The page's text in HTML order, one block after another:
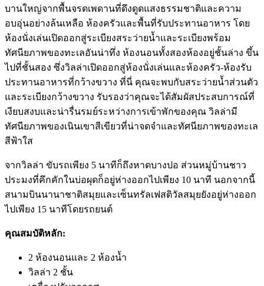
บานใหญ่จากพื้นจรดเพดานที่ดึงดูดแสงธรรมชาติและความ
อบอุ่นอย่างล้นเหลือ ห้องครัวและพื้นที่รับประทานอาหาร โดย
ห้องนั่งเล่นเปิดออกสู่ระเบียงสระว่ายน้ำและระเบียงพร้อม
ทัศนียภาพของทะเลอันน่าทึ่ง ห้องนอนทั้งสองห้องอยู่ชั้นล่าง ขึ้น
ไปที่ชั้นสอง ซึ่งวิลล่าเปิดออกสู่ห้องนั่งเล่นและห้องครัว-ห้องรับ
ประทานอาหารที่กว้างขวาง ที่นี่ คุณจะพบกับสระว่ายน้ำส่วนตัว
และระเบียงกว้างขวาง รับรองว่าคุณจะได้สัมผัสประสบการณ์ที่
เงียบสงบและน่ารื่นรมย์ระหว่างการเข้าพักของคุณ วิลล่ามี
ทัศนียภาพของเนินเขาสีเขียวที่น่าจดจำและทัศนียภาพของทะเล
สีฟ้าใส
จากวิลล่า ขับรถเพียง 5 นาทีก็ถึงหาดบางปอ ส่วนหมู่บ้านชาว
ประมงที่คึกคักในบ่อผุดก็อยู่ห่างออกไปเพียง 10 นาที นอกจากนี้
สนามบินนานาชาติสมุยและเซ็นทรัลเฟสติวัลสมุยยังอยู่ห่างออก
ไปเพียง 15 นาทีโดยรถยนต์
คุณสมบัติหลัก:
2 ห้องนอนและ 2 ห้องน้ำ
วิลล่า 2 ชั้น